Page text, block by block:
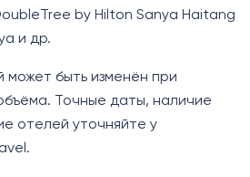
by Hilton Sanya Haitang
и др.
может быть изменён при
Точные даты, наличие
отелей уточняйте у